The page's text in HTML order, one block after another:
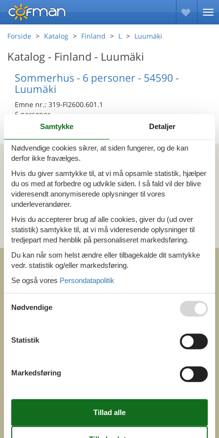
Forside Katalog Finland L Luumäki
Katalog - Finland - Luumäki
Sommerhus - 6 personer - 54590 -
Luumäki
Emne nr.: 319-FI2600.601.1
6 personer
Kan vi hjælpe?
Ring (+45) 7877 0427
Man. - fre. 10.00-16.00
Send en e-mail
og få et hurtigt svar, alle dage
Samtykke Detaljer
Nødvendige cookies sikrer, at siden fungerer, og de kan
derfor ikke fravælges.
Hvis du giver samtykke til, at vi må opsamle statistik, hjælper
du os med at forbedre og udvikle siden. I så fald vil der blive
videresendt anonymiserede oplysninger til vores
underleverandører.
Hvis du accepterer brug af alle cookies, giver du (ud over
statistik) samtykke til, at vi må videresende oplysninger til
tredjepart med henblik på personaliseret markedsføring.
Du kan når som helst ændre eller tilbagekalde dit samtykke
vedr. statistik og/eller markedsføring.
Se også vores Persondatapolitik
Nødvendige
Statistik
Markedsføring